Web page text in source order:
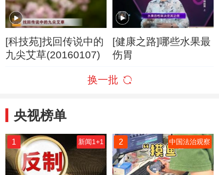
[科技苑]找回传说中的
九尖艾草(20160107)
[健康之路]哪些水果最
伤胃
换一批
央视榜单
1 新闻1+1 2 中国法治观察